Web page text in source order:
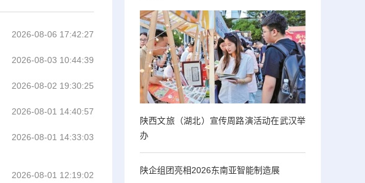
2026-08-06 17:42:27
2026-08-03 10:44:39
2026-08-02 19:30:25
2026-08-01 14:40:57
2026-08-01 14:33:03
2026-08-01 12:19:02
陕西文旅（湖北）宣传周路演活动在武汉举
办
陕企组团亮相2026东南亚智能制造展